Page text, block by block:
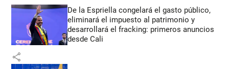
De la Espriella congelará el gasto público,
eliminará el impuesto al patrimonio y
desarrollará el fracking: primeros anuncios
desde Cali
share